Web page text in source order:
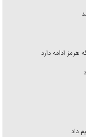
هرمز ادامه دارد
داد